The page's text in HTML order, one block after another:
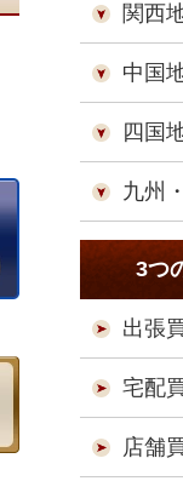
関西
中国
四国
九州
3つ
出張
宅配
店舗